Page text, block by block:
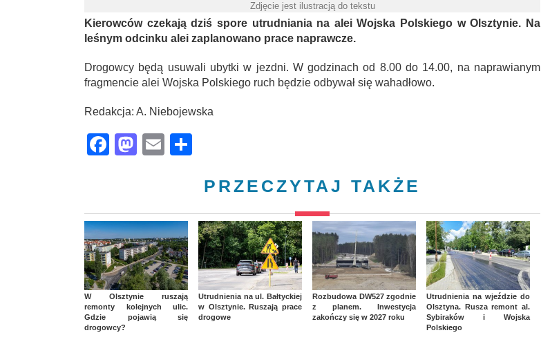
Zdjęcie jest ilustracją do tekstu
Kierowców czekają dziś spore utrudniania na alei Wojska Polskiego w Olsztynie. Na
leśnym odcinku alei zaplanowano prace naprawcze.
Drogowcy będą usuwali ubytki w jezdni. W godzinach od 8.00 do 14.00, na naprawianym
fragmencie alei Wojska Polskiego ruch będzie odbywał się wahadłowo.
Redakcja: A. Niebojewska
Facebook
Mastodon
Email
PRZECZYTAJ TAKŻE
W Olsztynie ruszają
remonty kolejnych ulic.
Gdzie pojawią się
drogowcy?
Utrudnienia na ul. Bałtyckiej
w Olsztynie. Ruszają prace
drogowe
Rozbudowa DW527 zgodnie
z planem. Inwestycja
zakończy się w 2027 roku
Utrudnienia na wjeździe do
Olsztyna. Rusza remont al.
Sybiraków i Wojska
Polskiego